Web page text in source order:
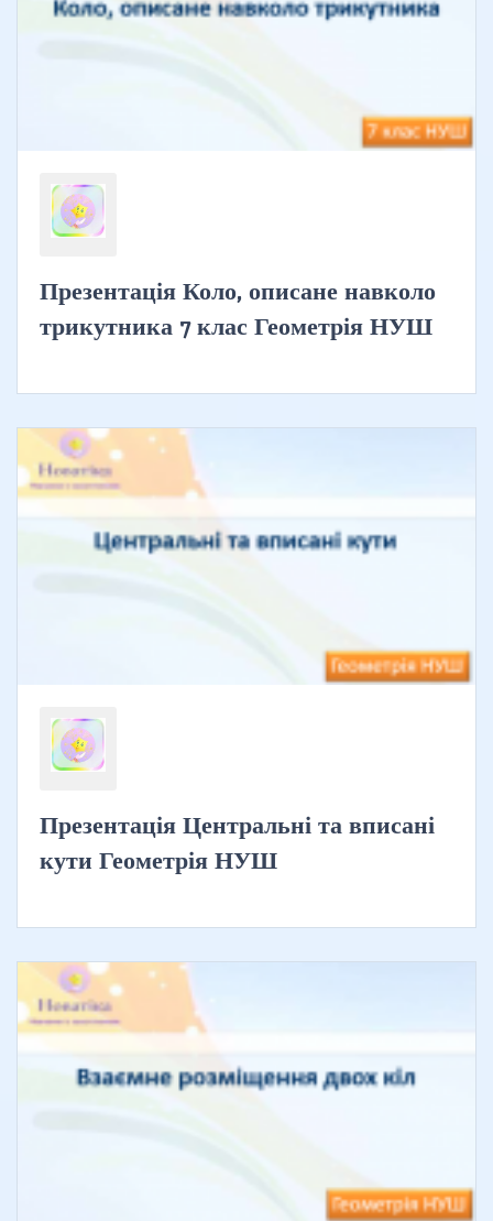
Презентація Коло, описане навколо
трикутника 7 клас Геометрія НУШ
Презентація Центральні та вписані
кути Геометрія НУШ